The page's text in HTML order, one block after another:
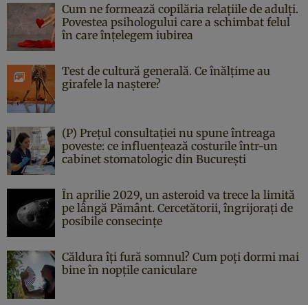
Cum ne formează copilăria relațiile de adulți.
Povestea psihologului care a schimbat felul
în care înțelegem iubirea
Test de cultură generală. Ce înălțime au
girafele la naștere?
(P) Prețul consultației nu spune întreaga
poveste: ce influențează costurile într-un
cabinet stomatologic din București
În aprilie 2029, un asteroid va trece la limită
pe lângă Pământ. Cercetătorii, îngrijorați de
posibile consecințe
Căldura îți fură somnul? Cum poți dormi mai
bine în nopțile caniculare